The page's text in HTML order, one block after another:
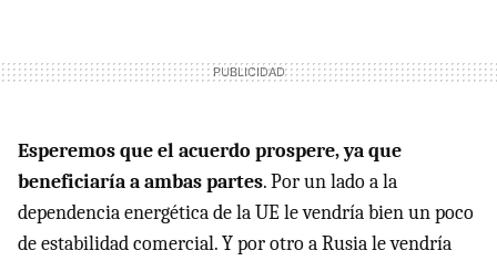
Esperemos que el acuerdo prospere, ya que
beneficiaría a ambas partes. Por un lado a la
dependencia energética de la UE le vendría bien un poco
de estabilidad comercial. Y por otro a Rusia le vendría